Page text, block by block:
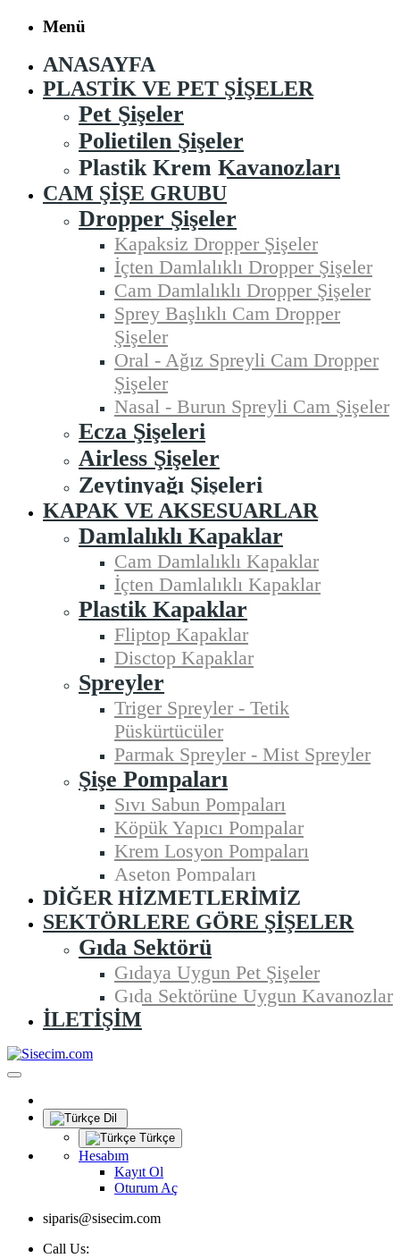
Menü
ANASAYFA
PLASTIK VE PET ŞIŞELER
Pet Şişeler
Polietilen Şişeler
Plastik Krem Kavanozları
CAM ŞIŞE GRUBU
Dropper Şişeler
Kapaksiz Dropper Şişeler
İçten Damlalıklı Dropper Şişeler
Cam Damlalıklı Dropper Şişeler
Sprey Başlıklı Cam Dropper
Şişeler
Oral - Ağız Spreyli Cam Dropper
Şişeler
Nasal - Burun Spreyli Cam Şişeler
Ecza Şişeleri
Airless Şişeler
Zeytinyağı Şişeleri
KAPAK VE AKSESUARLAR
Damlalıklı Kapaklar
Cam Damlalıklı Kapaklar
İçten Damlalıklı Kapaklar
Plastik Kapaklar
Fliptop Kapaklar
Disctop Kapaklar
Spreyler
Triger Spreyler - Tetik
Püskürtücüler
Parmak Spreyler - Mist Spreyler
Şişe Pompaları
Sıvı Sabun Pompaları
Köpük Yapıcı Pompalar
Krem Losyon Pompaları
Aseton Pompaları
DIĞER HIZMETLERIMIZ
SEKTÖRLERE GÖRE ŞIŞELER
Gıda Sektörü
Gıdaya Uygun Pet Şişeler
Gıda Sektörüne Uygun Kavanozlar
İLETIŞIM
Dil
Türkçe
Hesabım
Kayıt Ol
Oturum Aç
siparis@sisecim.com
Call Us: